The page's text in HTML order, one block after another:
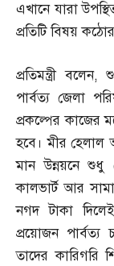
এখানে যারা
প্রতিটি বিষয়
প্রতিমন্ত্রী বলেন,
পার্বত্য জেলা
প্রকল্পের কাজের
হবে। মীর
মান উন্নয়নে শুধু
কালভার্ট আর
নগদ টাকা
প্রয়োজন পার্বত্য
তাদের কারিগরি